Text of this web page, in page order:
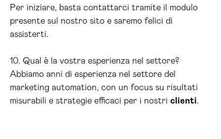
Per iniziare, basta contattarci tramite il modulo
presente sul nostro sito e saremo felici di
assisterti.
10. Qual è la vostra esperienza nel settore?
Abbiamo anni di esperienza nel settore del
marketing automation, con un focus su risultati
misurabili e strategie efficaci per i nostri clienti.